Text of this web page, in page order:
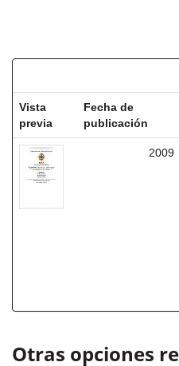
Vista
previa
Fecha de
publicación
2009
Otras opciones